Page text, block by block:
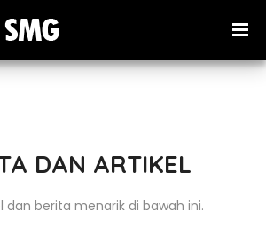
DAN ARTIKEL
dan berita menarik di bawah ini.